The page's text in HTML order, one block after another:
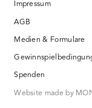
Impressum
AGB
Medien & Formulare
Spenden
Website made by